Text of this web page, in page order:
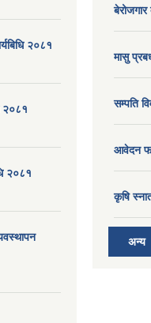
२०८१
२०८१
२०८१
बेरोजगार
मासु
सम्पति
आवेदन
कृषि
अन्य